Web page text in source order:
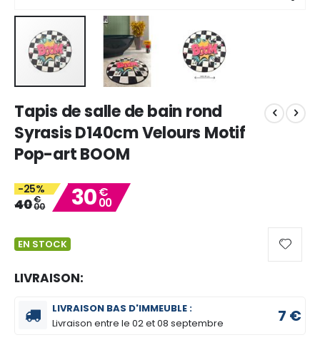
to
the
beginning
of
images
gallery
Tapis de salle de bain rond
Syrasis D140cm Velours Motif
Pop-art BOOM
-25%
40€
00 30€
00
EN STOCK
LIVRAISON:
LIVRAISON BAS D'IMMEUBLE :
Livraison entre le02 et 08 septembre 7 €